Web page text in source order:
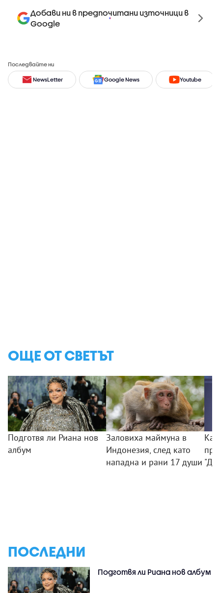
Добави ни в предпочитани източници в
Google
Последвайте ни
NewsLetter Google News Youtube
ОЩЕ ОТ СВЕТЪТ
Подготвя ли Риана нов
албум
Заловиха маймуна в
Индонезия, след като
нападна и рани 17 души
ПОСЛЕДНИ
Подготвя ли Риана нов албум